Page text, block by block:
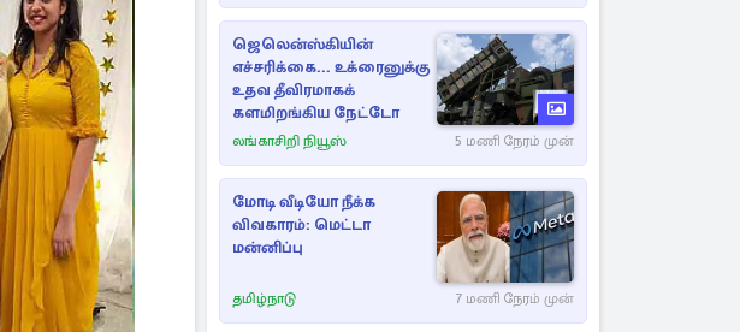
ஜெலென்ஸ்கியின்
எச்சரிக்கை... உக்ரைனுக்கு
உதவ தீவிரமாகக்
களமிறங்கிய நேட்டோ
லங்காசிறி நியூஸ் 5 மணி நேரம் முன்
மோடி வீடியோ நீக்க
விவகாரம்: மெட்டா
மன்னிப்பு
தமிழ்நாடு 7 மணி நேரம் முன்